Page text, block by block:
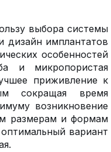
выбора системы
дизайн имплантатов
особенностей
и микропористая
приживление к
сокращая время
возникновение
размерам и формам
вариант